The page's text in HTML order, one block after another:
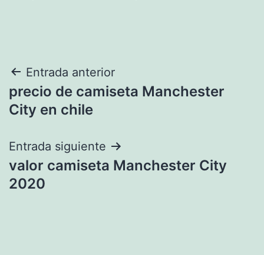
Navegación
de
Entrada anterior
precio de camiseta Manchester
City en chile
Entrada siguiente
valor camiseta Manchester City
2020